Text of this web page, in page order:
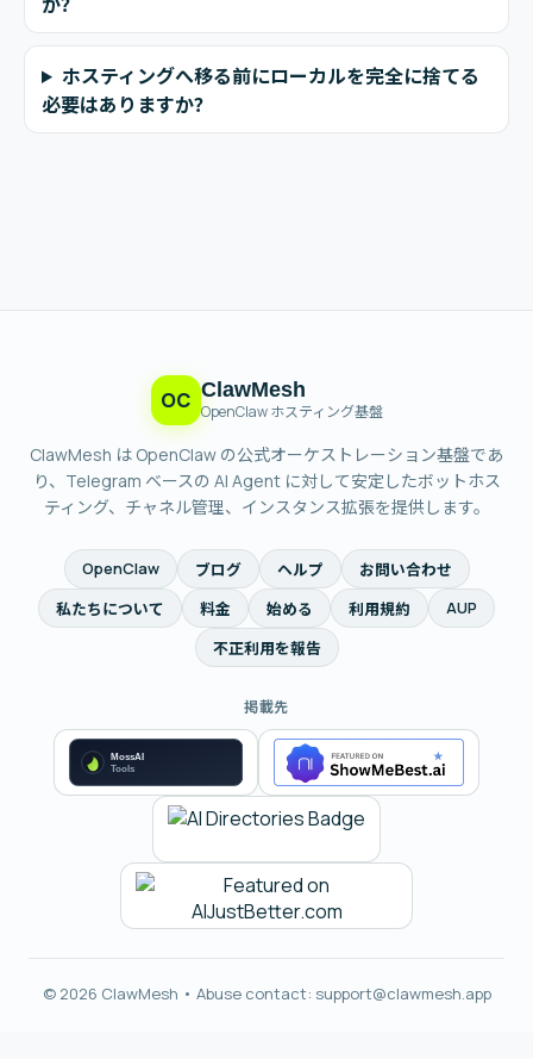
ホスティングへ移る前にローカルを完全に捨てる
必要はありますか？
OC ClawMesh
OpenClaw ホスティング基盤
ClawMesh は OpenClaw の公式オーケストレーション基盤であ
り、Telegram ベースの AI Agent に対して安定したボットホス
ティング、チャネル管理、インスタンス拡張を提供します。
OpenClaw ブログ ヘルプ
お問い合わせ
私たちについて
料金 始める 利用規約
AUP
不正利用を報告
掲載先
© 2026 ClawMesh • Abuse contact: support@clawmesh.app